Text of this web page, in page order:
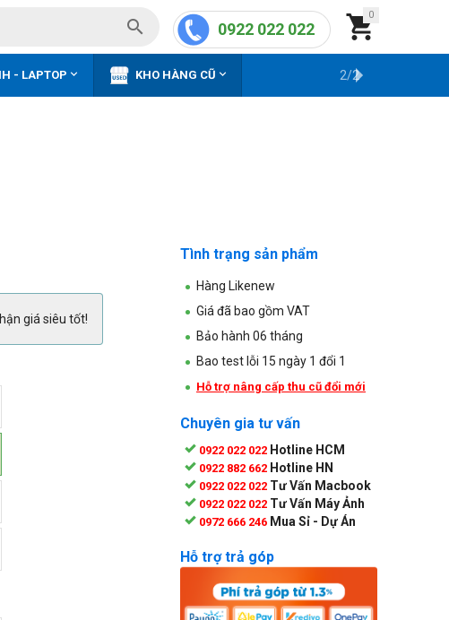
0

0922 022 022

- LAPTOP  KHO HÀNG CŨ  2/2
giá siêu tốt!
Tình trạng sản phẩm
Hàng Likenew
Giá đã bao gồm VAT
Bảo hành 06 tháng
Bao test lỗi 15 ngày 1 đổi 1
Hỗ trợ nâng cấp thu cũ đổi mới
Chuyên gia tư vấn
0922 022 022 Hotline HCM
0922 882 662 Hotline HN
0922 022 022 Tư Vấn Macbook
0922 022 022 Tư Vấn Máy Ảnh
0972 666 246 Mua Sỉ - Dự Án
Hỗ trợ trả góp